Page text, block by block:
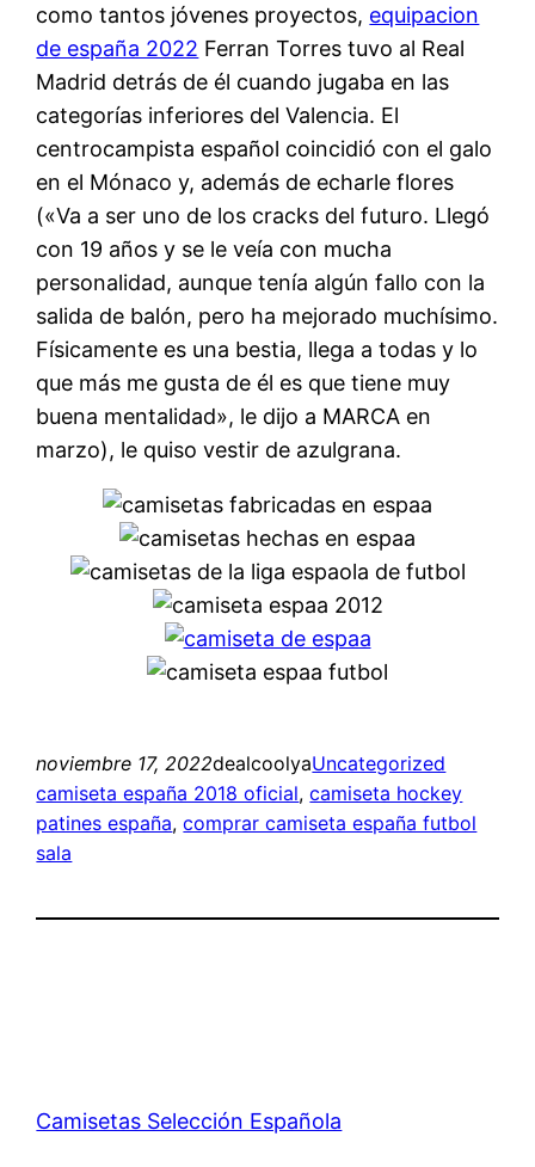
como tantos jóvenes proyectos, equipacion
de españa 2022 Ferran Torres tuvo al Real
Madrid detrás de él cuando jugaba en las
categorías inferiores del Valencia. El
centrocampista español coincidió con el galo
en el Mónaco y, además de echarle flores
(«Va a ser uno de los cracks del futuro. Llegó
con 19 años y se le veía con mucha
personalidad, aunque tenía algún fallo con la
salida de balón, pero ha mejorado muchísimo.
Físicamente es una bestia, llega a todas y lo
que más me gusta de él es que tiene muy
buena mentalidad», le dijo a MARCA en
marzo), le quiso vestir de azulgrana.
noviembre 17, 2022dealcoolyaUncategorized
camiseta españa 2018 oficial, camiseta hockey
patines españa, comprar camiseta españa futbol
sala
Camisetas Selección Española